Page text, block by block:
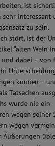
ist
sehr interessant
zu sein.
stört, ist der
“alten Wein
und dabei – von
können –
Tatsachen
wurde nie ein
wegen seiner
wegen
Äußerungen